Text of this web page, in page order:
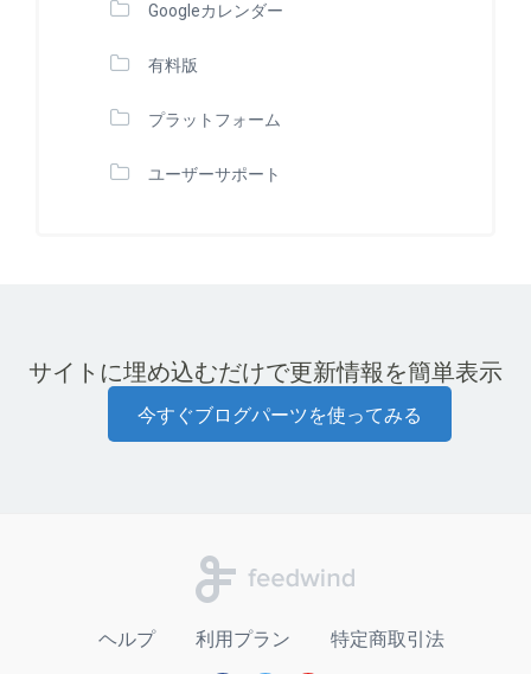
Googleカレンダー
有料版
プラットフォーム
ユーザーサポート
サイトに埋め込むだけで更新情報を簡単表示
今すぐブログパーツを使ってみる
ヘルプ 利用プラン 特定商取引法